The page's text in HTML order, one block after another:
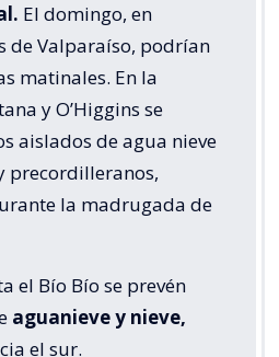
El domingo, en
de Valparaíso, podrían
matinales. En la
y O’Higgins se
aislados de agua nieve
precordilleranos,
la madrugada de
el Bío Bío se prevén
aguanieve y nieve,
el sur.